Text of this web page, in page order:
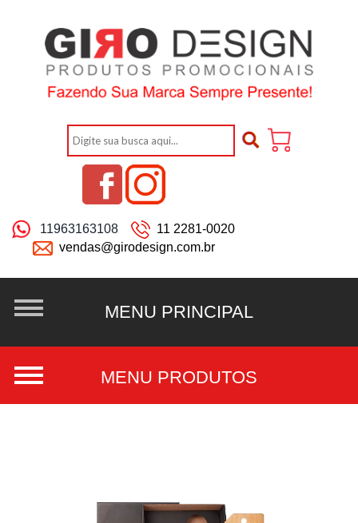
11963163108
11 2281-0020
vendas@girodesign.com.br